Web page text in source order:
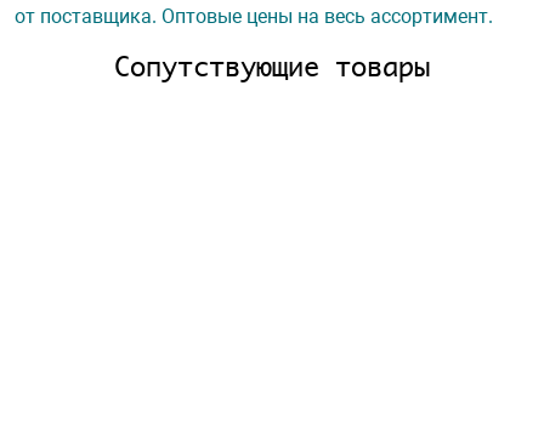
от поставщика. Оптовые цены на весь ассортимент.
Сопутствующие товары